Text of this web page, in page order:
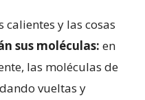
calientes y las cosas
sus moléculas: en
las moléculas de
vueltas y